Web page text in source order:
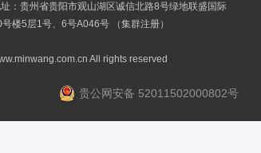
：贵州省贵阳市观山湖区诚信北路8号绿地联盛国际
楼5层1号、6号A046号 （集群注册）
All rights reserved
贵公网安备 52011502000802号